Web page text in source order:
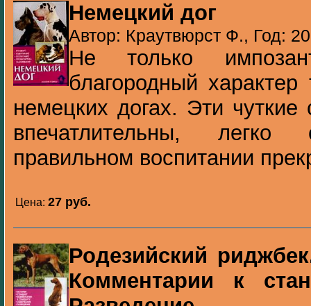
Немецкий дог
Автор: Краутвюрст Ф., Год:
Не только
благородный
немецких догах. Эти чуткие
впечатлительны,
правильном воспитании
Цена: 27 pуб.
Родезийский
Комментарии к